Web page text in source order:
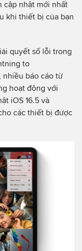
cập nhật mới nhất
khi thiết bị của bạn
quyết số lỗi trong
to
nhiều báo cáo từ
hoạt động với
iOS 16.5 và
các thiết bị được